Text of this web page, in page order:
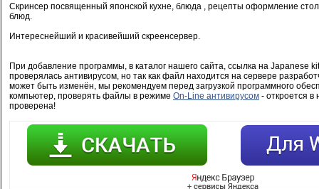
Скринсер посвященный японской кухне, блюда , рецепты оформление
блюд.
Интереснейший и красивейший скреенсервер.
При добавление программы, в каталог нашего сайта, ссылка на Japanese
проверялась антивирусом, но так как файл находится на сервере
может быть изменён, мы рекомендуем перед загрузкой программного
компьютер, проверять файлы в режиме On-Line антивирусом - откроется в
проверена!